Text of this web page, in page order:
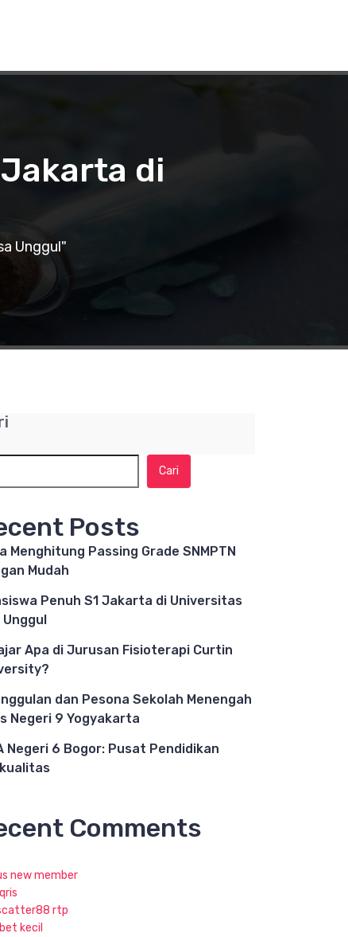
Jakarta di
Unggul"
Cari
Posts
Menghitung Passing Grade SNMPTN
Mudah
Penuh S1 Jakarta di Universitas
Unggul
Apa di Jurusan Fisioterapi Curtin
dan Pesona Sekolah Menengah
Negeri 9 Yogyakarta
Negeri 6 Bogor: Pusat Pendidikan
Comments
new member
rtp
kecil